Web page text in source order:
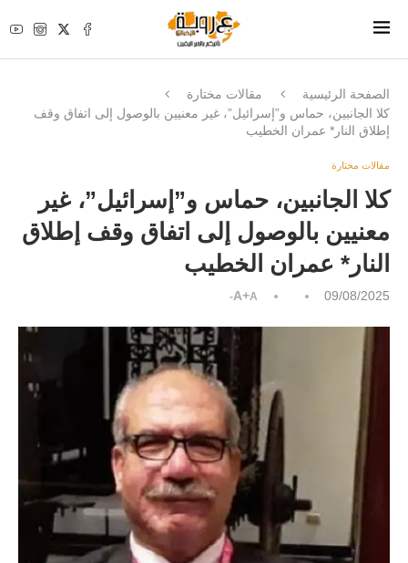
الصفحة الرئيسية
مقالات مختارة
كلا الجانبين، حماس و”إسرائيل”، غير معنيين بالوصول إلى اتفاق وقف
إطلاق النار* عمران الخطيب
مقالات مختارة
كلا الجانبين، حماس و”إسرائيل”، غير
معنيين بالوصول إلى اتفاق وقف إطلاق
النار* عمران الخطيب
09/08/2025
A+A-